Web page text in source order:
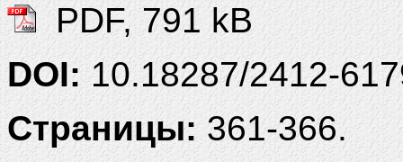
PDF, 791 kB
DOI:10.18287/2412-
Страницы: 361-366.